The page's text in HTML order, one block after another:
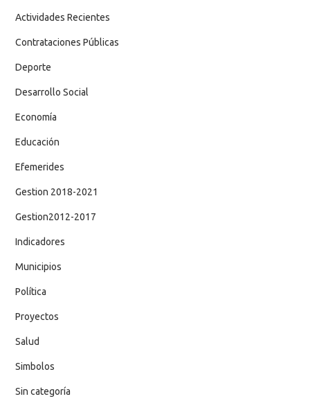
Actividades Recientes
Contrataciones Públicas
Deporte
Desarrollo Social
Economía
Educación
Efemerides
Gestion 2018-2021
Gestion2012-2017
Indicadores
Municipios
Política
Proyectos
Salud
Simbolos
Sin categoría